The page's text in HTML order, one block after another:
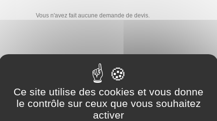
Vous n'avez fait aucune demande de devis.
Ce site utilise des cookies et vous donne
le contrôle sur ceux que vous souhaitez
activer